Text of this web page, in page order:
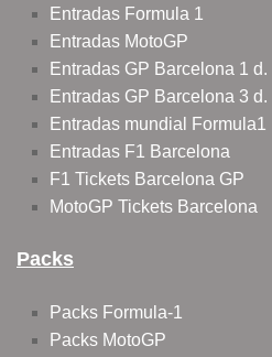
Entradas Formula 1
Entradas MotoGP
Entradas GP Barcelona 1 d.
Entradas GP Barcelona 3 d.
Entradas mundial Formula1
Entradas F1 Barcelona
F1 Tickets Barcelona GP
MotoGP Tickets Barcelona
Packs
Packs Formula-1
Packs MotoGP